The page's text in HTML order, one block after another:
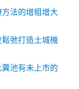
法的增粗增大
弛打造土城機
池有未上市的